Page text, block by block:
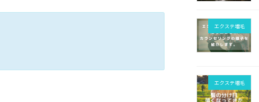
エクステ増毛
エクステ増毛